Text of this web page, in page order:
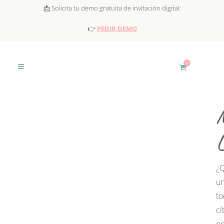
📩 Solicita tu demo gratuita de invitación digital:
👉 PEDIR DEMO
0